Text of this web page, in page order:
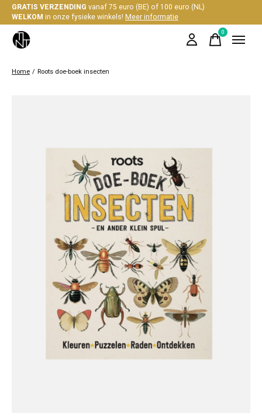
GRATIS VERZENDING vanaf 75 euro (BE) of 100 euro (NL)
WELKOM in onze fysieke winkels!Meer informatie
0items
Home / Roots doe-boek insecten